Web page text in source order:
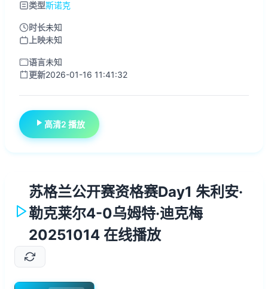
类型斯诺克
时长未知
上映未知
语言未知
更新2026-01-16 11:41:32
高清2 播放
苏格兰公开赛资格赛Day1 朱利安·
勒克莱尔4-0乌姆特·迪克梅
20251014 在线播放